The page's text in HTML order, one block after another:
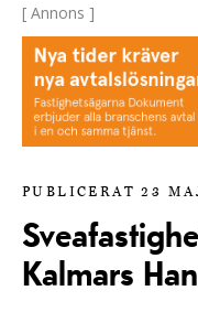
[ Annons ]
PUBLICERAT 23
Kalmars